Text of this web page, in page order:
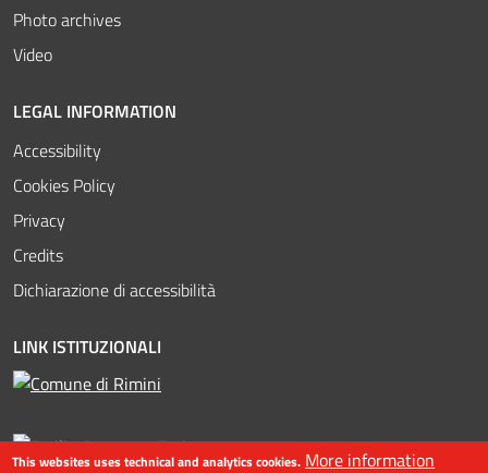
Photo archives
Video
LEGAL INFORMATION
Accessibility
Cookies Policy
Privacy
Credits
Dichiarazione di accessibilità
LINK ISTITUZIONALI
This websites uses technical and analytics cookies. More information